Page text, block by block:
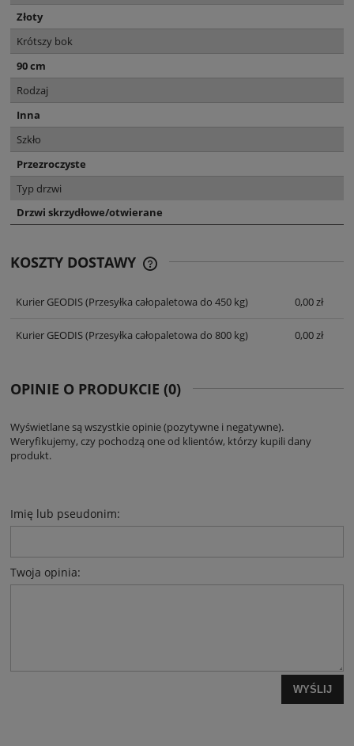
Złoty
Krótszy bok
90 cm
Rodzaj
Inna
Szkło
Przezroczyste
Typ drzwi
Drzwi skrzydłowe/otwierane
KOSZTY DOSTAWY
Kurier GEODIS(Przesyłka całopaletowa do 450 kg) 0,00 zł
Kurier GEODIS(Przesyłka całopaletowa do 800 kg) 0,00 zł
OPINIE O PRODUKCIE (0)
Wyświetlane są wszystkie opinie (pozytywne i negatywne).
Weryfikujemy, czy pochodzą one od klientów, którzy kupili dany
produkt.
Imię lub pseudonim:
Twoja opinia:
WYŚLIJ